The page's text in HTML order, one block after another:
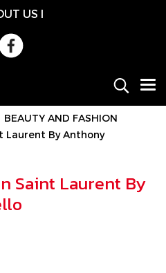
US l
BEAUTY AND FASHION
Laurent By Anthony
Saint Laurent By